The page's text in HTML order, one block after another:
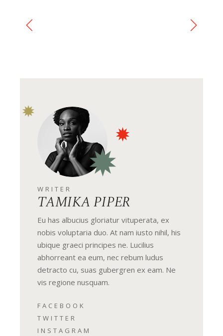
WRITER
TAMIKA PIPER
Eu has albucius gloriatur vituperata, ex
nobis voluptaria duo. At nam iusto nihil, his
ubique graeci principes ne. Lucilius
abhorreant ea eum, nec rebum ludus
detracto cu, suas gubergren ex eam. Ne
vis regione nusquam.
FACEBOOK
TWITTER
INSTAGRAM